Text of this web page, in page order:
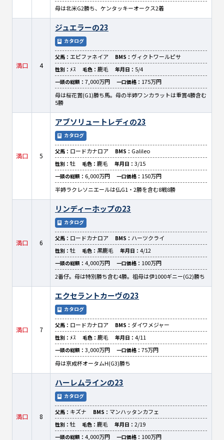
母は北米G2勝ち、ケンタッキーオークス2着
満口 4
ジュエラーの23
カタログ
父馬： エピファネイア BMS： ヴィクトワールピサ
性別： ﾒｽ 毛色： 鹿毛 年月日： 5/4
一頭の総額： 7,000万円 一口価格： 175万円
母は桜花賞(G1)勝ち馬。母の半姉ワンカラットは重賞4勝含む
5勝
満口 5
アブソリュートレディの23
カタログ
父馬： ロードカナロア BMS： Galileo
性別： 牡 毛色： 鹿毛 年月日： 3/15
一頭の総額： 6,000万円 一口価格： 150万円
半姉ラクレソニエールは仏G1・2勝を含む8戦8勝
満口 6
リンディーホップの23
カタログ
父馬： ロードカナロア BMS： ハーツクライ
性別： 牡 毛色： 黒鹿毛 年月日： 4/12
一頭の総額： 4,000万円 一口価格： 100万円
2番仔。母は特別勝ち含む4勝。祖母は伊1000ギニー(G2)勝ち
満口 7
エクセラントカーヴの23
カタログ
父馬： ロードカナロア BMS： ダイワメジャー
性別： ﾒｽ 毛色： 鹿毛 年月日： 4/11
一頭の総額： 3,000万円 一口価格： 75万円
母は京成杯オータムH(G3)勝ち
満口 8
ハーレムラインの23
カタログ
父馬： キズナ BMS： マンハッタンカフェ
性別： 牡 毛色： 鹿毛 年月日： 2/19
一頭の総額： 4,000万円 一口価格： 100万円